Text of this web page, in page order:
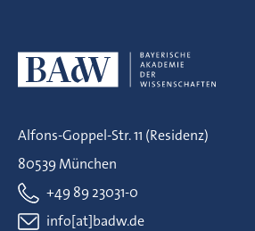
Alfons-Goppel-Str. 11 (Residenz)
80539 München
+49 89 23031-0
info[at]badw.de